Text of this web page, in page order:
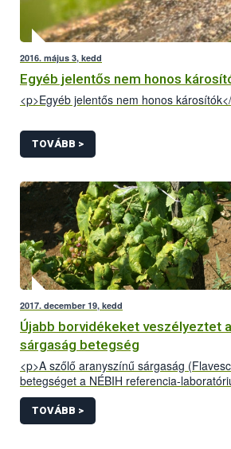
2016. május 3, kedd
Egyéb jelentős nem honos
<p>Egyéb jelentős nem honos
TOVÁBB >
2017. december 19, kedd
Újabb borvidékeket veszélyeztet
sárgaság betegség
<p>A szőlő aranyszínű sárgaság
betegséget a NÉBIH referencia-
Badacsonyi, a Móri, a Balatonboglári és a
2017-ben a Neszmélyi, az Etyek-Budai
azonosította.</p>
TOVÁBB >